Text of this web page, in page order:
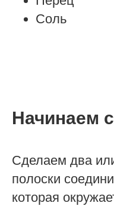
Соль
Начинаем
Сделаем два
полоски
которая